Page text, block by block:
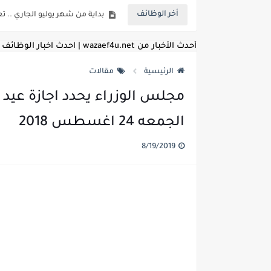
أخر الوظائف
للعمل كضباط متخصصين ..وزارة
اعلان وظائف وزارة التعليم
اعلان وظائف الهيئة
اعلان وظائف الشركة
اعلان وظائف الهيئة القومية
أحدث الأخبار من wazaef4u.net | احدث اخبار الوظائف
الرئيسية مقالات
مجلس الوزراء يحدد اجازة
الجمعه 24 اغسطس 2018